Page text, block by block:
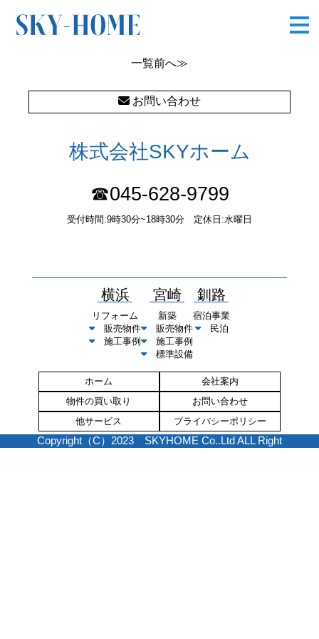
一覧前へ≫
お問い合わせ
株式会社SKYホーム
☎045-628-9799
受付時間:9時30分~18時30分 定休日:水曜日
横浜
リフォーム
販売物件
施工事例
宮崎
新築
販売物件
施工事例
標準設備
釧路
宿泊事業
民泊
ホーム
会社案内
物件の買い取り
お問い合わせ
他サービス
プライバシーポリシー
Copyright（C）2023 SKYHOME Co..Ltd ALL Right